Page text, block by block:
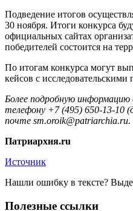
Подведение итогов
30 ноября. Итоги конкурса
официальных сайтах
победителей состоится на
По итогам конкурса могут
кейсов с исследовательскими
Более подробную
телефону +7 (495) 650-13-10
почте sm.oroik@patriarchia.ru.
Патриархия.ru
Источник
Нашли ошибку в тексте?
Полезные ссылки